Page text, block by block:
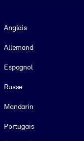
Anglais
Allemand
Espagnol
Russe
Mandarin
Portugais